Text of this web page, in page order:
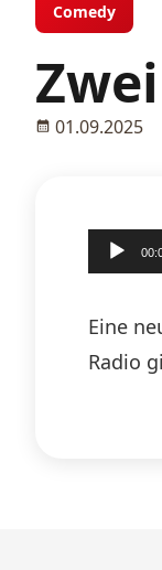
Comedy
01.09.2025
Audio-
Player
Eine
Radio